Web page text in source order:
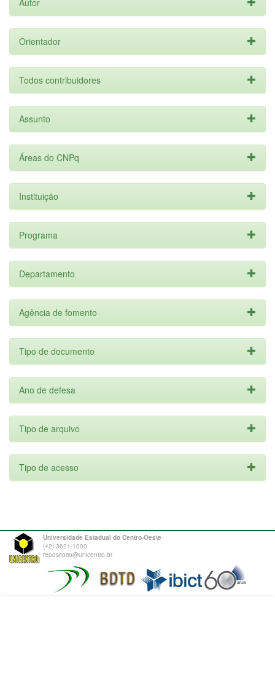
Autor
Orientador
Todos contribuidores
Assunto
Áreas do CNPq
Instituição
Programa
Departamento
Agência de fomento
Tipo de documento
Ano de defesa
Tipo de arquivo
Tipo de acesso
Universidade Estadual do Centro-Oeste
(42) 3621-1000
repositorio@unicentro.br